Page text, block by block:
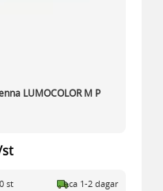
LUMOCOLOR M P
st ca 1-2 dagar